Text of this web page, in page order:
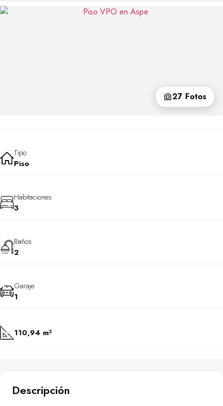
27 Fotos
Tipo
Piso
Habitaciones
3
Baños
2
Garaje
1
110,94 m²
Descripción